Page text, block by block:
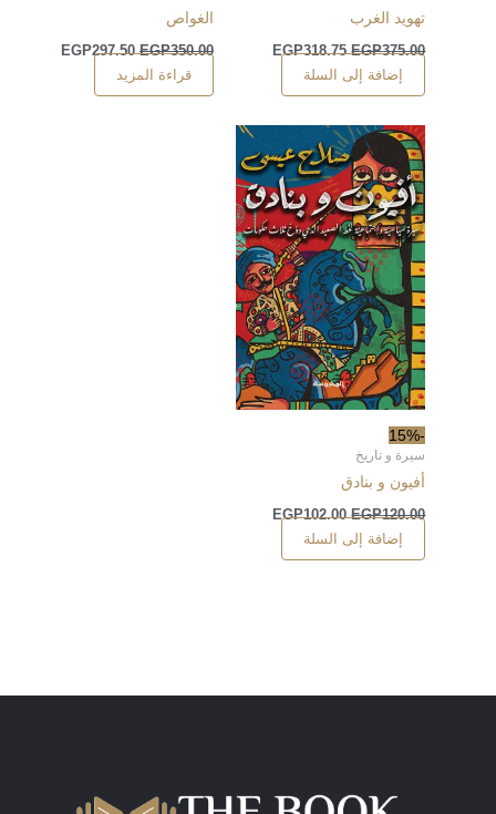
تهويد الغرب
EGP375.00
EGP318.75
إضافة إلى السلة
الغواص
EGP350.00
EGP297.50
قراءة المزيد
-15%
سيرة و تاريخ
أفيون و بنادق
EGP120.00
EGP102.00
إضافة إلى السلة